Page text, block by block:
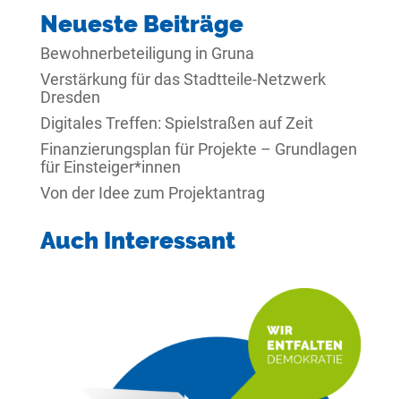
Neueste Beiträge
Bewohnerbeteiligung in Gruna
Verstärkung für das Stadtteile-Netzwerk
Dresden
Digitales Treffen: Spielstraßen auf Zeit
Finanzierungsplan für Projekte – Grundlagen
für Einsteiger*innen
Von der Idee zum Projektantrag
Auch Interessant